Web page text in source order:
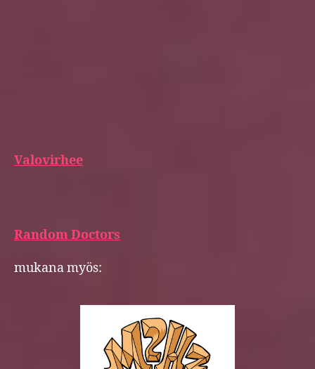
Valovirhee
Random Doctors
mukana myös: